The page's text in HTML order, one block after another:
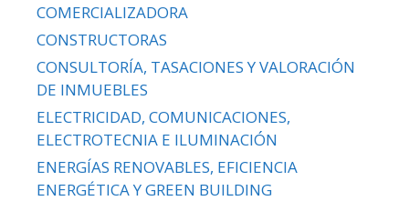
COMERCIALIZADORA
CONSTRUCTORAS
CONSULTORÍA, TASACIONES Y VALORACIÓN
DE INMUEBLES
ELECTRICIDAD, COMUNICACIONES,
ELECTROTECNIA E ILUMINACIÓN
ENERGÍAS RENOVABLES, EFICIENCIA
ENERGÉTICA Y GREEN BUILDING